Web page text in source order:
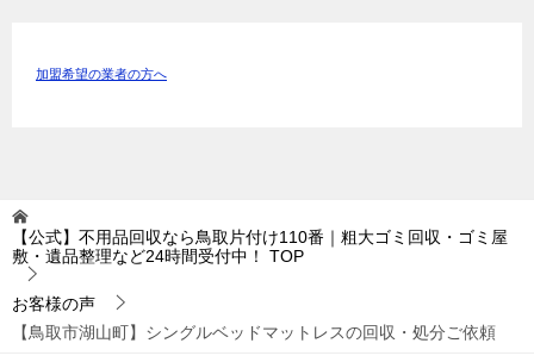
加盟希望の業者の方へ
【公式】不用品回収なら鳥取片付け110番｜粗大ゴミ回収・ゴミ屋
敷・遺品整理など24時間受付中！
TOP
お客様の声
【鳥取市湖山町】シングルベッドマットレスの回収・処分ご依頼